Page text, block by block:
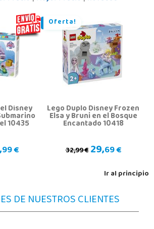
Disney
10435
99 €
Oferta!
Lego Duplo Disney Frozen
Elsa y Bruni en el Bosque
Encantado 10418
32,99 €29,69 €
Ir al principio
DE NUESTROS CLIENTES